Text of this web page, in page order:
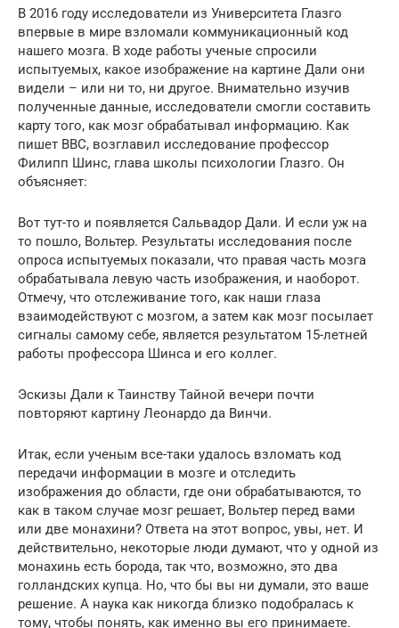
В 2016 году исследователи из Университета Глазго
впервые в мире взломали коммуникационный код
нашего мозга. В ходе работы ученые спросили
испытуемых, какое изображение на картине Дали они
видели – или ни то, ни другое. Внимательно изучив
полученные данные, исследователи смогли составить
карту того, как мозг обрабатывал информацию. Как
пишет BBC, возглавил исследование профессор
Филипп Шинс, глава школы психологии Глазго. Он
объясняет:
Вот тут-то и появляется Сальвадор Дали. И если уж на
то пошло, Вольтер. Результаты исследования после
опроса испытуемых показали, что правая часть мозга
обрабатывала левую часть изображения, и наоборот.
Отмечу, что отслеживание того, как наши глаза
взаимодействуют с мозгом, а затем как мозг посылает
сигналы самому себе, является результатом 15-летней
работы профессора Шинса и его коллег.
Эскизы Дали к Таинству Тайной вечери почти
повторяют картину Леонардо да Винчи.
Итак, если ученым все-таки удалось взломать код
передачи информации в мозге и отследить
изображения до области, где они обрабатываются, то
как в таком случае мозг решает, Вольтер перед вами
или две монахини? Ответа на этот вопрос, увы, нет. И
действительно, некоторые люди думают, что у одной из
монахинь есть борода, так что, возможно, это два
голландских купца. Но, что бы вы ни думали, это ваше
решение. А наука как никогда близко подобралась к
тому, чтобы понять, как именно вы его принимаете.